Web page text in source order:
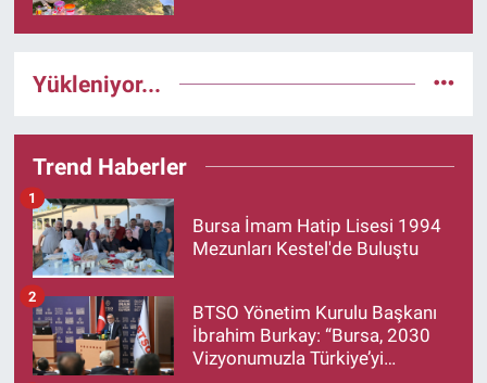
Yükleniyor...
Trend Haberler
Bursa İmam Hatip Lisesi 1994
Mezunları Kestel'de Buluştu
1
BTSO Yönetim Kurulu Başkanı
İbrahim Burkay: “Bursa, 2030
Vizyonumuzla Türkiye’yi
2